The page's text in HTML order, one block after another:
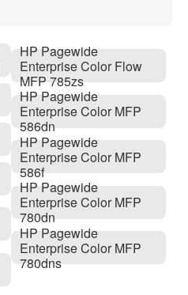
HP Pagewide
Enterprise Color Flow
MFP 785zs
HP Pagewide
Enterprise Color MFP
586dn
HP Pagewide
Enterprise Color MFP
586f
HP Pagewide
Enterprise Color MFP
780dn
HP Pagewide
Enterprise Color MFP
780dns